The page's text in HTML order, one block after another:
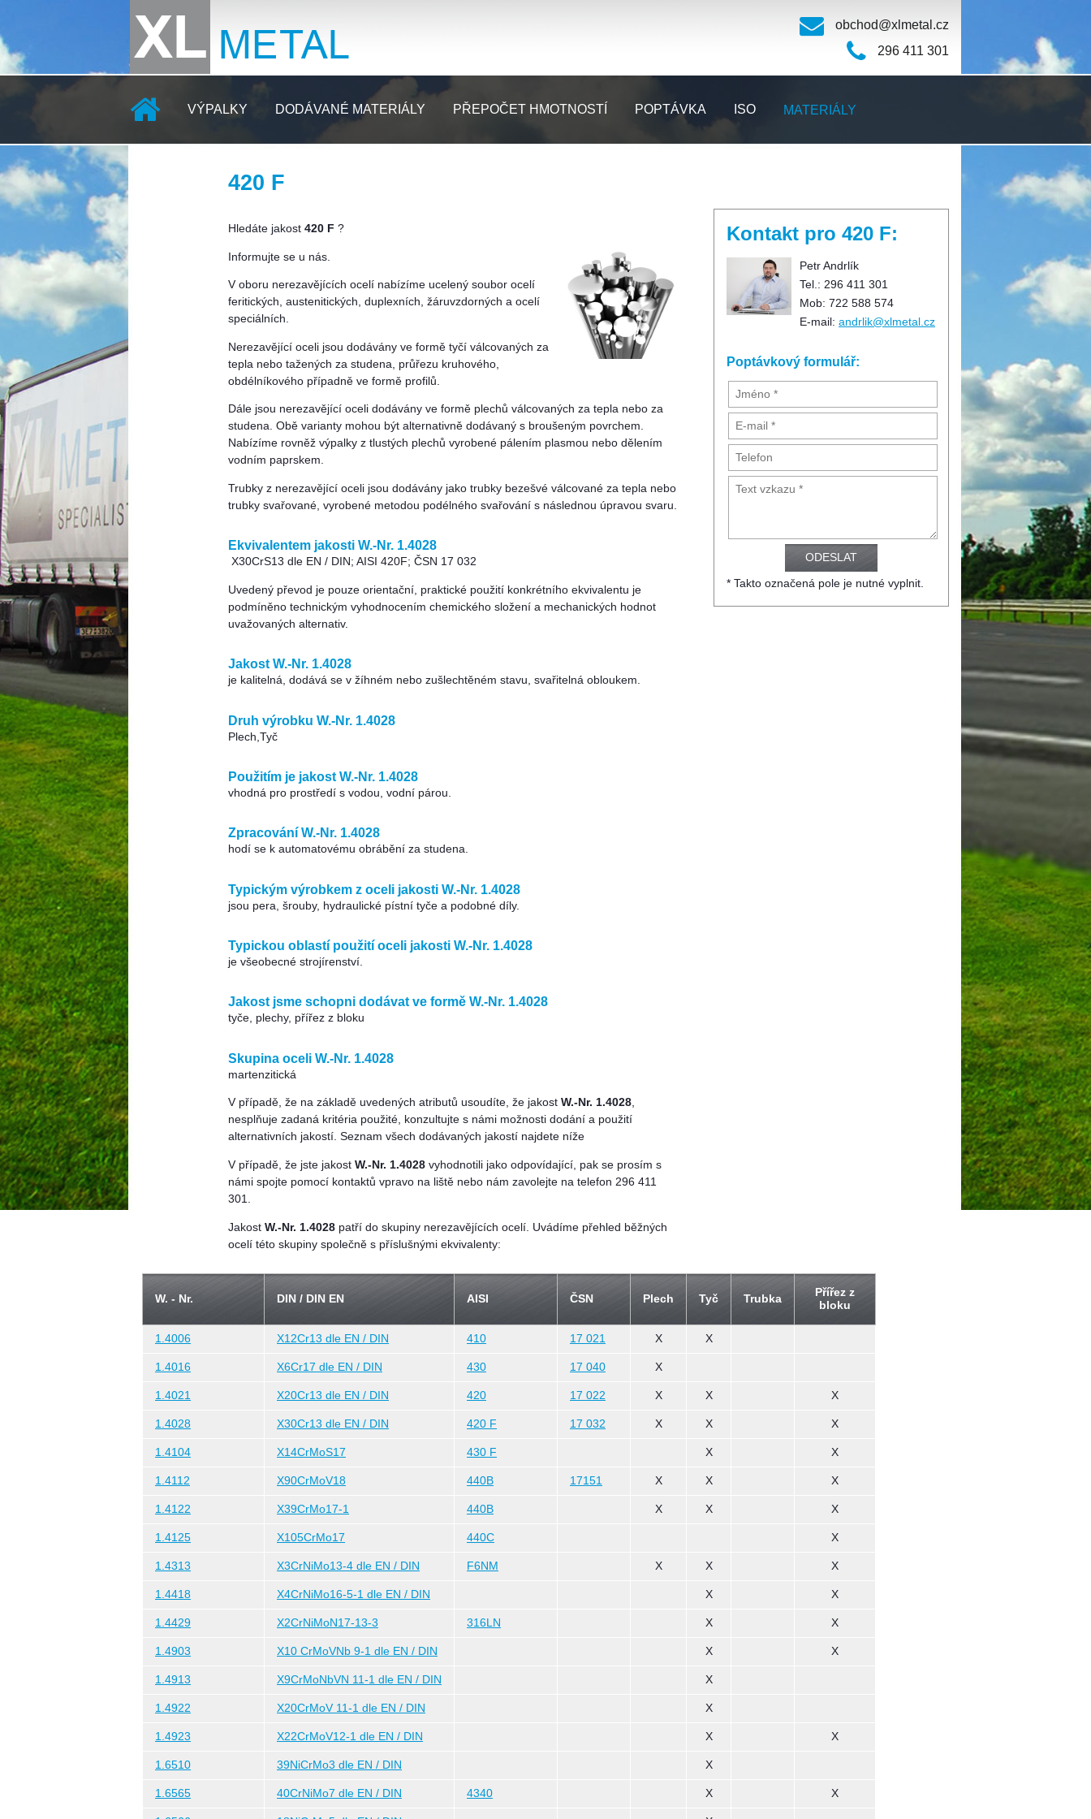
obchod@xlmetal.cz
296 411 301
VÝPALKY DODÁVANÉ MATERIÁLY PŘEPOČET HMOTNOSTÍ POPTÁVKA ISO MATERIÁLY
420 F
Hledáte jakost 420 F ?
Informujte se u nás.
V oboru nerezavějících ocelí nabízíme ucelený soubor ocelí
feritických, austenitických, duplexních, žáruvzdorných a ocelí
speciálních.
Nerezavějící oceli jsou dodávány ve formě tyčí válcovaných za
tepla nebo tažených za studena, průřezu kruhového,
obdélníkového případně ve formě profilů.
Dále jsou nerezavějící oceli dodávány ve formě plechů válcovaných za tepla nebo za
studena. Obě varianty mohou být alternativně dodávaný s broušeným povrchem.
Nabízíme rovněž výpalky z tlustých plechů vyrobené pálením plasmou nebo dělením
vodním paprskem.
Trubky z nerezavějící oceli jsou dodávány jako trubky bezešvé válcované za tepla nebo
trubky svařované, vyrobené metodou podélného svařování s následnou úpravou svaru.
Ekvivalentem jakosti W.-Nr. 1.4028
X30CrS13 dle EN / DIN; AISI 420F; ČSN 17 032
Uvedený převod je pouze orientační, praktické použití konkrétního ekvivalentu je
podmíněno technickým vyhodnocením chemického složení a mechanických hodnot
uvažovaných alternativ.
Jakost W.-Nr. 1.4028
je kalitelná, dodává se v žíhném nebo zušlechtěném stavu, svařitelná obloukem.
Druh výrobku W.-Nr. 1.4028
Plech,Tyč
Použitím je jakost W.-Nr. 1.4028
vhodná pro prostředí s vodou, vodní párou.
Zpracování W.-Nr. 1.4028
hodí se k automatovému obrábění za studena.
Typickým výrobkem z oceli jakosti W.-Nr. 1.4028
jsou pera, šrouby, hydraulické pístní tyče a podobné díly.
Typickou oblastí použití oceli jakosti W.-Nr. 1.4028
je všeobecné strojírenství.
Jakost jsme schopni dodávat ve formě W.-Nr. 1.4028
tyče, plechy, přířez z bloku
Skupina oceli W.-Nr. 1.4028
martenzitická
V případě, že na základě uvedených atributů usoudíte, že jakost W.-Nr. 1.4028,
nesplňuje zadaná kritéria použité, konzultujte s námi možnosti dodání a použití
alternativních jakostí. Seznam všech dodávaných jakostí najdete níže
V případě, že jste jakost W.-Nr. 1.4028 vyhodnotili jako odpovídající, pak se prosím s
námi spojte pomocí kontaktů vpravo na liště nebo nám zavolejte na telefon 296 411
301.
Jakost W.-Nr. 1.4028 patří do skupiny nerezavějících ocelí. Uvádíme přehled běžných
ocelí této skupiny společně s příslušnými ekvivalenty:
Kontakt pro 420 F:
Petr Andrlík
Tel.: 296 411 301
Mob: 722 588 574
E-mail: andrlik@xlmetal.cz
Poptávkový formulář:
* Takto označená pole je nutné vyplnit.
W. - Nr. DIN / DIN EN AISI ČSN Plech Tyč Trubka
Přířez z
bloku
1.4006 X12Cr13 dle EN / DIN 410 17 021 X X
1.4016 X6Cr17 dle EN / DIN 430 17 040 X
1.4021 X20Cr13 dle EN / DIN 420 17 022 X X X
1.4028 X30Cr13 dle EN / DIN 420 F 17 032 X X X
1.4104 X14CrMoS17 430 F X X
1.4112 X90CrMoV18 440B 17151 X X X
1.4122 X39CrMo17-1 440B X X X
1.4125 X105CrMo17 440C X
1.4313 X3CrNiMo13-4 dle EN / DIN F6NM X X X
1.4418 X4CrNiMo16-5-1 dle EN / DIN X X
1.4429 X2CrNiMoN17-13-3 316LN X X
1.4903 X10 CrMoVNb 9-1 dle EN / DIN X X
1.4913 X9CrMoNbVN 11-1 dle EN / DIN X
1.4922 X20CrMoV 11-1 dle EN / DIN X
1.4923 X22CrMoV12-1 dle EN / DIN X X
1.6510 39NiCrMo3 dle EN / DIN X
1.6565 40CrNiMo7 dle EN / DIN 4340 X X